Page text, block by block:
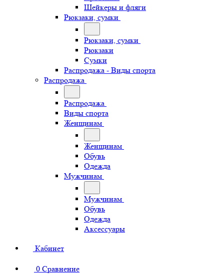
Шейкеры и фляги
Рюкзаки, сумки
Рюкзаки, сумки
Рюкзаки
Сумки
Распродажа - Виды спорта
Распродажа
Распродажа
Виды спорта
Женщинам
Женщинам
Обувь
Одежда
Мужчинам
Мужчинам
Обувь
Одежда
Аксессуары
Кабинет
0 Сравнение